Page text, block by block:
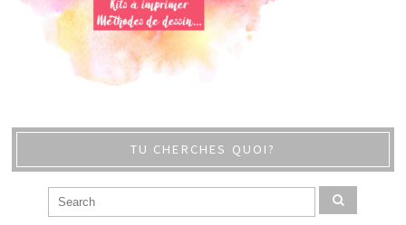
TU CHERCHES QUOI?